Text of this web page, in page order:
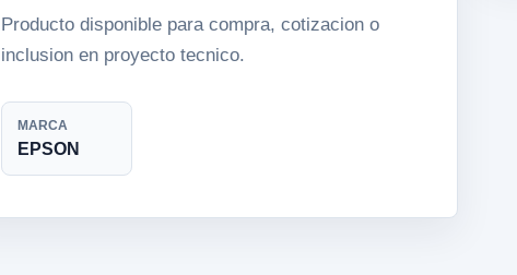
Producto disponible para compra, cotizacion o
inclusion en proyecto tecnico.
MARCA
EPSON